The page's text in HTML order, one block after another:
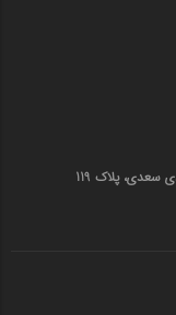
کرمانشاه خیابان سعدی ، جنب مرکز قنادی سعدی، پلاک 119